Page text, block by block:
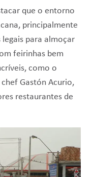
que o entorno
principalmente
legais para almoçar
feirinhas bem
como o
Gastón Acurio,
restaurantes de